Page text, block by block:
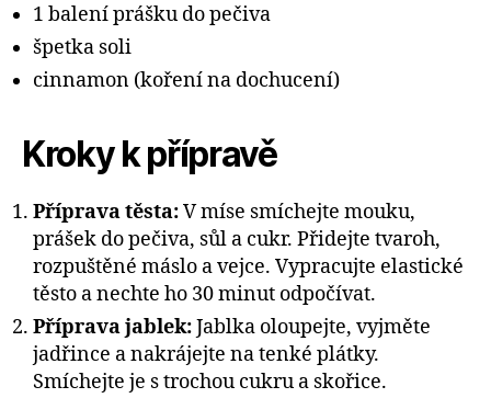
1 balení prášku do pečiva
špetka soli
cinnamon (koření na dochucení)
Kroky k přípravě
Příprava těsta:V míse smíchejte mouku,
prášek do pečiva, sůl a cukr. Přidejte tvaroh,
rozpuštěné máslo a vejce. Vypracujte elastické
těsto a nechte ho 30 minut odpočívat.
Příprava jablek:Jablka oloupejte, vyjměte
jadřince a nakrájejte na tenké plátky.
Smíchejte je s trochou cukru a skořice.